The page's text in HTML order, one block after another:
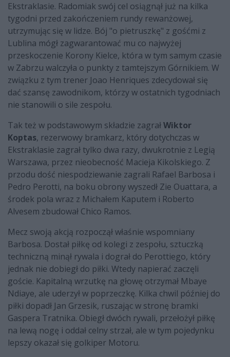
Ekstraklasie. Radomiak swój cel osiągnął już na kilka
tygodni przed zakończeniem rundy rewanżowej,
utrzymując się w lidze. Bój "o pietruszkę" z gośćmi z
Lublina mógł zagwarantować mu co najwyżej
przeskoczenie Korony Kielce, która w tym samym czasie
w Zabrzu walczyła o punkty z tamtejszym Górnikiem. W
związku z tym trener Joao Henriques zdecydował się
dać szansę zawodnikom, którzy w ostatnich tygodniach
nie stanowili o sile zespołu.
Tak też w podstawowym składzie zagrałWiktor
Koptas, rezerwowy bramkarz, który dotychczas w
Ekstraklasie zagrał tylko dwa razy, dwukrotnie z Legią
Warszawa, przez nieobecność Macieja Kikolskiego. Z
przodu dość niespodziewanie zagrali Rafael Barbosa i
Pedro Perotti, na boku obrony wyszedł Zie Ouattara, a
środek pola wraz z Michałem Kaputem i Roberto
Alvesem zbudował Chico Ramos.
Mecz swoją akcją rozpoczął właśnie wspomniany
Barbosa. Dostał piłkę od kolegi z zespołu, sztuczką
techniczną minął rywala i dograł do Perottiego, który
jednak nie dobiegł do piłki. Wtedy napierać zaczęli
goście. Kapitalną wrzutkę na głowę otrzymał Mbaye
Ndiaye, ale uderzył w poprzeczkę. Kilka chwil później do
piłki dopadł Jan Grzesik, ruszając w stronę bramki
Gaspera Tratnika. Obiegł dwóch rywali, przełożył piłkę
na lewą nogę i oddał celny strzał, ale w tym pojedynku
lepszy okazał się golkiper Motoru.